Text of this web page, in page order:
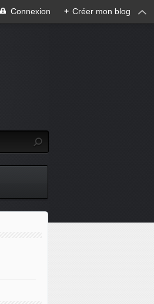
Connexion + Créer mon blog